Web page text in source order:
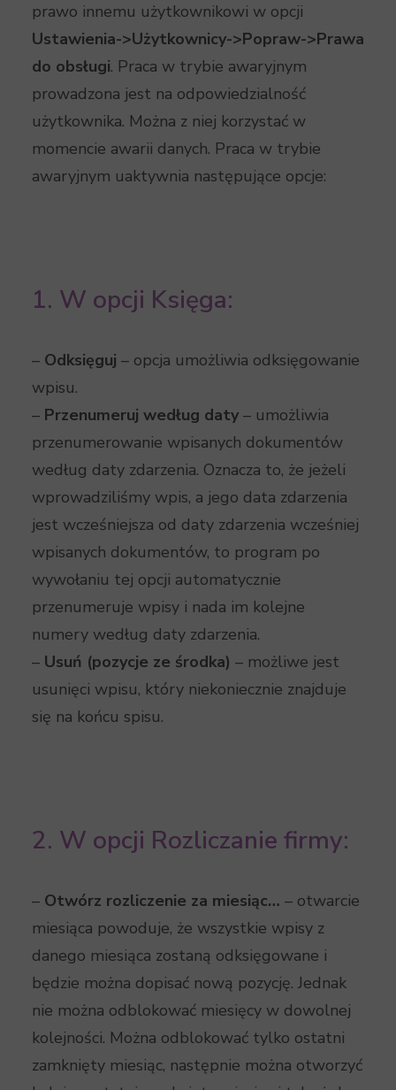
prawo innemu użytkownikowi w opcji
Ustawienia->Użytkownicy->Popraw->Prawa
do obsługi. Praca w trybie awaryjnym
prowadzona jest na odpowiedzialność
użytkownika. Można z niej korzystać w
momencie awarii danych. Praca w trybie
awaryjnym uaktywnia następujące opcje:
1. W opcji Księga:
– Odksięguj – opcja umożliwia odksięgowanie
wpisu.
– Przenumeruj według daty – umożliwia
przenumerowanie wpisanych dokumentów
według daty zdarzenia. Oznacza to, że jeżeli
wprowadziliśmy wpis, a jego data zdarzenia
jest wcześniejsza od daty zdarzenia wcześniej
wpisanych dokumentów, to program po
wywołaniu tej opcji automatycznie
przenumeruje wpisy i nada im kolejne
numery według daty zdarzenia.
– Usuń (pozycje ze środka) – możliwe jest
usunięci wpisu, który niekoniecznie znajduje
się na końcu spisu.
2. W opcji Rozliczanie firmy:
– Otwórz rozliczenie za miesiąc… – otwarcie
miesiąca powoduje, że wszystkie wpisy z
danego miesiąca zostaną odksięgowane i
będzie można dopisać nową pozycję. Jednak
nie można odblokować miesięcy w dowolnej
kolejności. Można odblokować tylko ostatni
zamknięty miesiąc, następnie można otworzyć